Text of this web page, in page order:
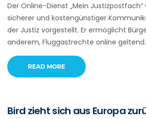
Der Online-Dienst „Mein Justizpostfach“
sicherer und kostengünstiger
der Justiz vorgestellt. Er ermöglicht
anderem, Fluggastrechte online geltend.
READ MORE
Bird zieht sich aus Europa